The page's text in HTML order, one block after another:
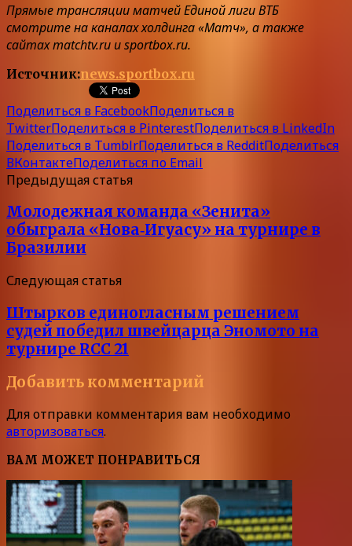
Прямые трансляции матчей Единой лиги ВТБ
смотрите на каналах холдинга «Матч», а также
сайтах matchtv.ru и sportbox.ru.
Источник:news.sportbox.ru
Поделиться в FacebookПоделиться в
TwitterПоделиться в PinterestПоделиться в LinkedIn
Поделиться в TumblrПоделиться в RedditПоделиться
ВКонтактеПоделиться по Email
Предыдущая статья
Молодежная команда «Зенита»
обыграла «Нова‑Игуасу» на турнире в
Бразилии
Следующая статья
Штырков единогласным решением
судей победил швейцарца Эномото на
турнире RCC 21
Добавить комментарий
Для отправки комментария вам необходимо
авторизоваться.
ВАМ МОЖЕТ ПОНРАВИТЬСЯ